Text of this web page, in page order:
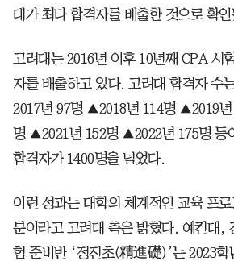
대가 최다 합격자를 배출한 것으로 확
고려대는 2016년 이후 10년째 CPA 시
자를 배출하고 있다. 고려대 합격자
2017년 97명 ▲2018년 114명 ▲2019
명 ▲2021년 152명 ▲2022년 175명 등
합격자가 1400명을 넘었다.
이런 성과는 대학의 체계적인 교육 프
분이라고 고려대 측은 밝혔다. 예컨대,
험 준비반 ‘정진초(精進礎)’는 2023학